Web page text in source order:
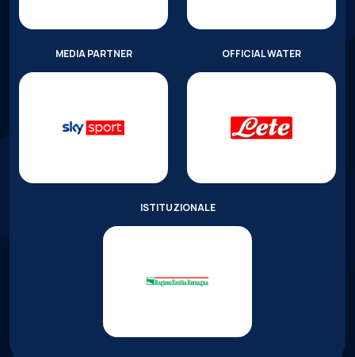
MEDIA PARTNER OFFICIAL WATER
ISTITUZIONALE